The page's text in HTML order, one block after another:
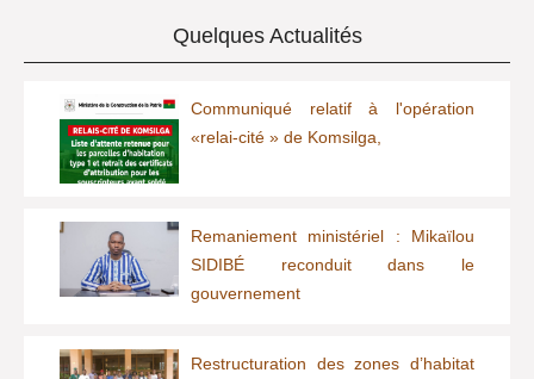
Quelques Actualités
Communiqué relatif à l'opération
«relai-cité » de Komsilga,
Remaniement ministériel : Mikaïlou
SIDIBÉ reconduit dans le
gouvernement
Restructuration des zones d’habitat